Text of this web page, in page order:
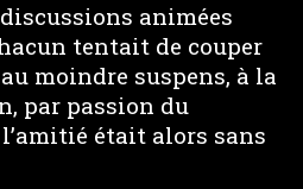
animées
tentait de couper
moindre suspens, à la
par passion du
était alors sans